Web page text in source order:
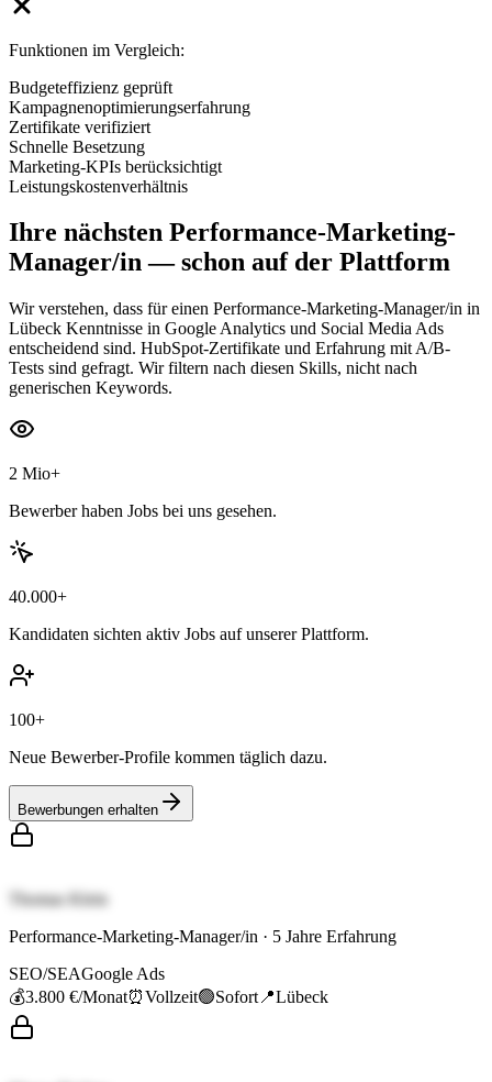
Funktionen im Vergleich:
Budgeteffizienz geprüft
Kampagnenoptimierungserfahrung
Zertifikate verifiziert
Schnelle Besetzung
Marketing-KPIs berücksichtigt
Leistungskostenverhältnis
Ihre nächsten Performance-Marketing-
Manager/in— schon auf der Plattform
Wir verstehen, dass für einen Performance-Marketing-Manager/in in
Lübeck Kenntnisse in Google Analytics und Social Media Ads
entscheidend sind. HubSpot-Zertifikate und Erfahrung mit A/B-
Tests sind gefragt. Wir filtern nach diesen Skills, nicht nach
generischen Keywords.
2 Mio+
Bewerber haben Jobs bei uns gesehen.
40.000+
Kandidaten sichten aktiv Jobs auf unserer Plattform.
100+
Neue Bewerber-Profile kommen täglich dazu.
Bewerbungen erhalten
Thomas Klein
Performance-Marketing-Manager/in · 5 Jahre Erfahrung
SEO/SEAGoogle Ads
💰3.800 €/Monat⏰Vollzeit🟢Sofort 📍Lübeck